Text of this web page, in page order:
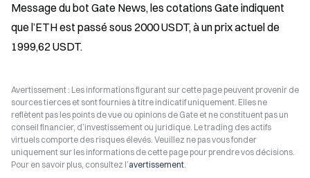
Message du bot Gate News, les cotations Gate indiquent
que l’ETH est passé sous 2000 USDT, à un prix actuel de
1999,62 USDT.
Avertissement : Les informations figurant sur cette page peuvent provenir de
sources tierces et sont fournies à titre indicatif uniquement. Elles ne
reflètent pas les points de vue ou opinions de Gate et ne constituent pas un
conseil financier, d’investissement ou juridique. Le trading des actifs
virtuels comporte des risques élevés. Veuillez ne pas vous fonder
uniquement sur les informations de cette page pour prendre vos décisions.
Pour en savoir plus, consultez l’avertissement.